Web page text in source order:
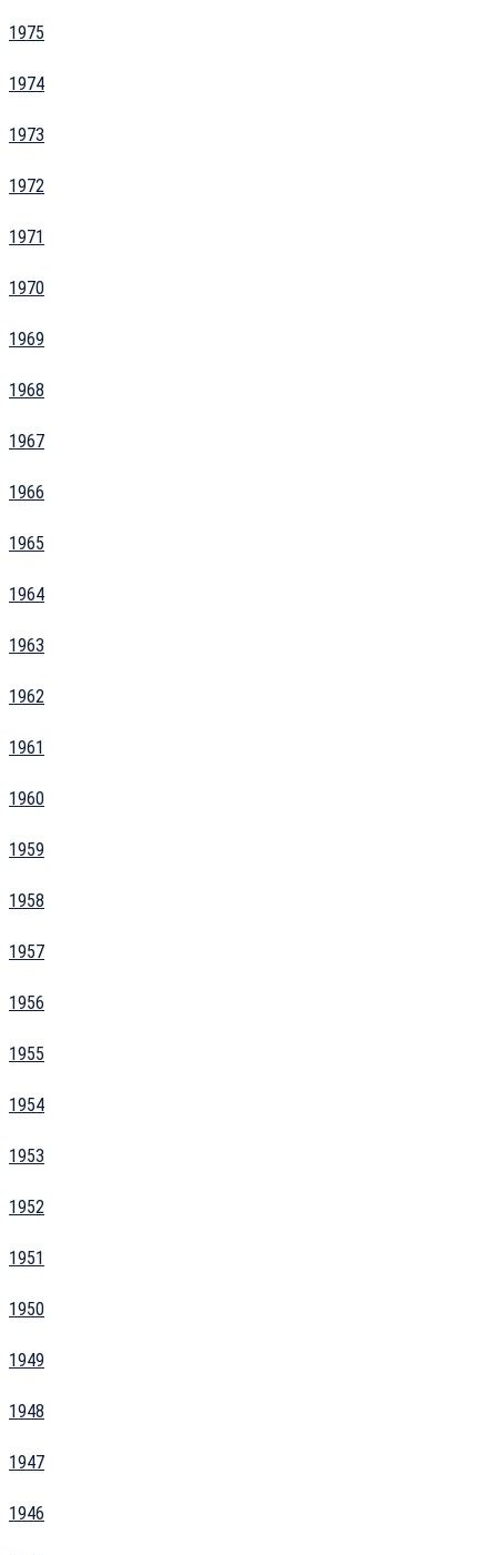
1975
1974
1973
1972
1971
1970
1969
1968
1967
1966
1965
1964
1963
1962
1961
1960
1959
1958
1957
1956
1955
1954
1953
1952
1951
1950
1949
1948
1947
1946